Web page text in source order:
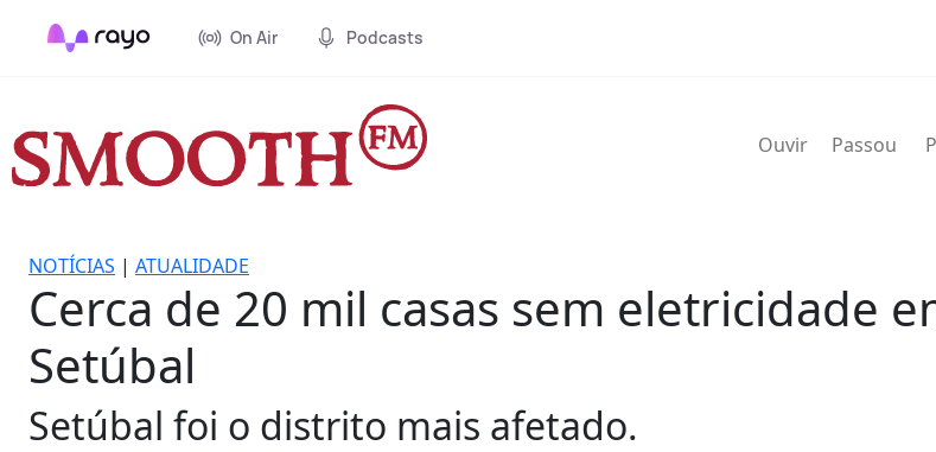
On Air Podcasts
Ouvir Passou
NOTÍCIAS | ATUALIDADE
Cerca de 20 mil casas sem eletricidade
Setúbal
Setúbal foi o distrito mais afetado.